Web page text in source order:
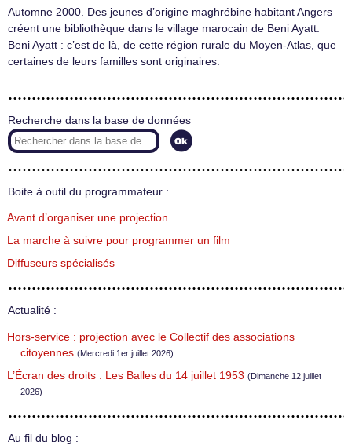
Automne 2000. Des jeunes d’origine maghrébine habitant Angers
créent une bibliothèque dans le village marocain de Beni Ayatt.
Beni Ayatt : c’est de là, de cette région rurale du Moyen-Atlas, que
certaines de leurs familles sont originaires.
Recherche dans la base de données
Boite à outil du programmateur :
Avant d’organiser une projection…
La marche à suivre pour programmer un film
Diffuseurs spécialisés
Actualité :
Hors-service : projection avec le Collectif des associations
citoyennes (Mercredi 1er juillet 2026)
L’Écran des droits : Les Balles du 14 juillet 1953 (Dimanche 12 juillet
2026)
Au fil du blog :